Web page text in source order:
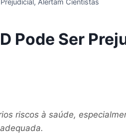
Alertam Cientistas
Pode Ser
riscos à saúde,